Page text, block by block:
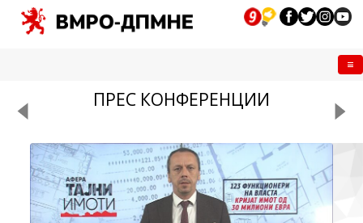
ПРЕС КОНФЕРЕНЦИИ